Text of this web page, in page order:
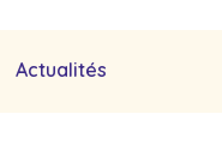
Actualités